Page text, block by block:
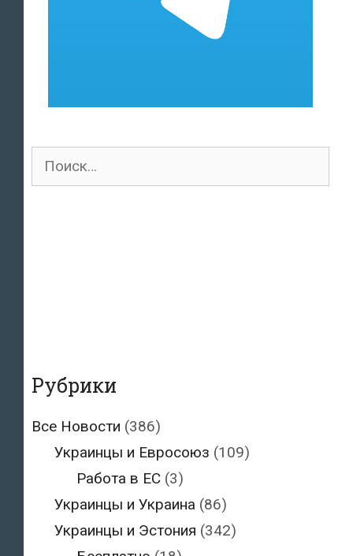
Поиск
Рубрики
Все Новости (386)
Украинцы и Евросоюз (109)
Работа в ЕС (3)
Украинцы и Украина (86)
Украинцы и Эстония (342)